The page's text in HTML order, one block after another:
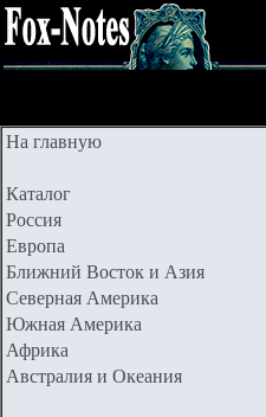
На главную
Каталог
Россия
Европа
Ближний Восток и Азия
Северная Америка
Южная Америка
Африка
Австралия и Океания